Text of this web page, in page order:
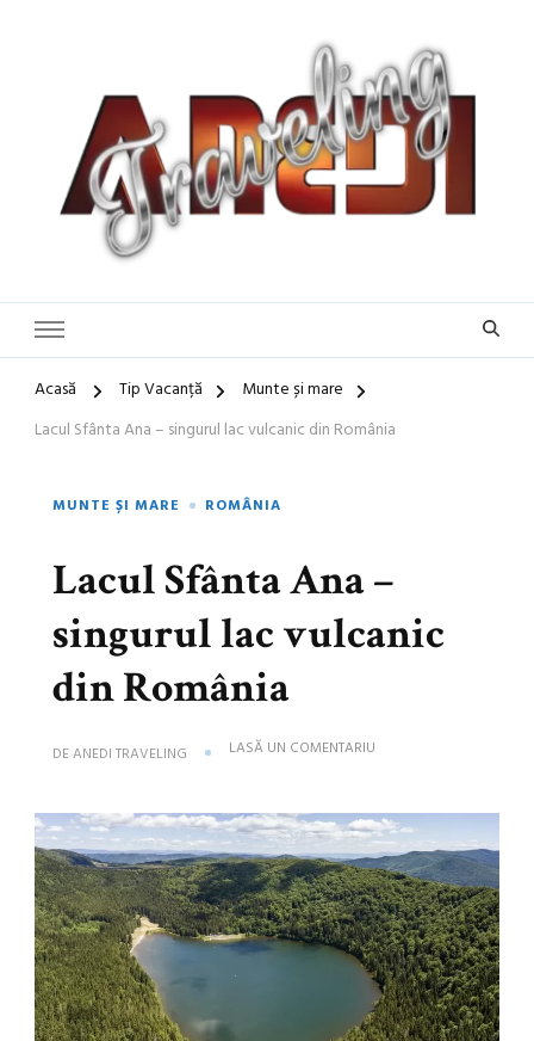
Călătorie în Europa | Inspirație
pentru Vacanțe Memorabile
Acasă Tip Vacanță
Munte și mare
Lacul Sfânta Ana – singurul lac vulcanic din România
MUNTE ȘI MARE ROMÂNIA
Lacul Sfânta Ana –
singurul lac vulcanic
din România
DEANEDI TRAVELING LASĂ UN COMENTARIU
ANA
–
SINGURUL
LAC
VULCANIC
DIN
ROMÂNIA